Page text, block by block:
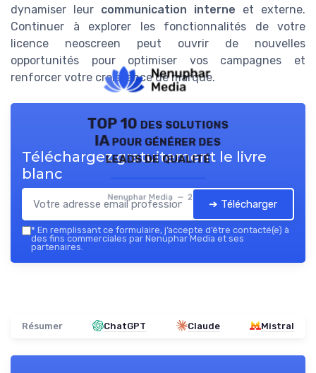
dynamiser leur communication interne et externe.
Continuer à explorer les fonctionnalités de votre
licence neoscreen peut ouvrir de nouvelles
opportunités pour optimiser vos campagnes et
renforcer votre croissance de marque.
TOP 10 des solutions
IA pour générer des
leads de qualité
Nenuphar Media — 2026
Téléchargez gratuitement le livre
blanc
➔ Télécharger
* En remplissant ce formulaire, j’accepte d’être contacté(e) à
des fins commerciales par Nenuphar Media et ses
partenaires.
Résumer ChatGPT Claude Mistral